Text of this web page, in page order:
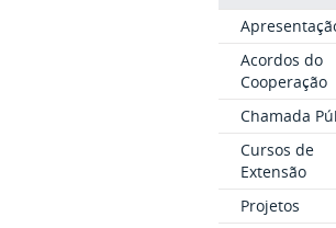
Acordos do
Cooperação
Chamada
Cursos de
Extensão
Projetos